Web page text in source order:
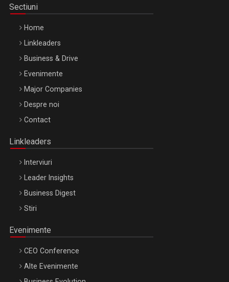
Be Inspired. Make it Happen!, ARTEMIS LETO, ORADEA, 8
Octombrie
Sectiuni
Home
Linkleaders
Business & Drive
Evenimente
Major Companies
Despre noi
Contact
Linkleaders
Interviuri
Leader Insights
Business Digest
Stiri
Evenimente
CEO Conference
Alte Evenimente